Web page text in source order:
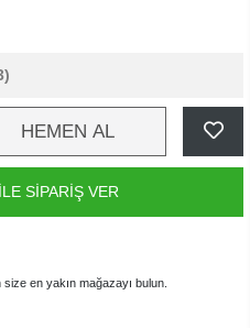
HEMEN AL
SİPARİŞ VER
en yakın mağazayı bulun.